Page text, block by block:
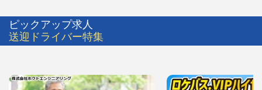
ピックアップ求人
送迎ドライバー特集